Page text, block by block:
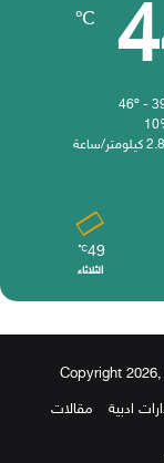
℃
ساعة
49
℃
الثلاثاء
ادبية مقالات